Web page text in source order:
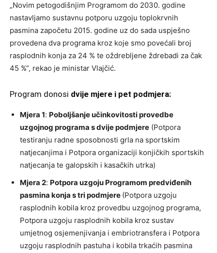
„Novim petogodišnjim Programom do 2030. godine
nastavljamo sustavnu potporu uzgoju toplokrvnih
pasmina započetu 2015. godine uz do sada uspješno
provedena dva programa kroz koje smo povećali broj
rasplodnih konja za 24 % te oždrebljene ždrebadi za čak
45 %“, rekao je ministar Vlajčić.
Program donosi dvije mjere i pet podmjera:
Mjera 1: Poboljšanje učinkovitosti provedbe
uzgojnog programa s dvije podmjere (Potpora
testiranju radne sposobnosti grla na sportskim
natjecanjima i Potpora organizaciji konjičkih sportskih
natjecanja te galopskih i kasačkih utrka)
Mjera 2: Potpora uzgoju Programom predviđenih
pasmina konja s tri podmjere (Potpora uzgoju
rasplodnih kobila kroz provedbu uzgojnog programa,
Potpora uzgoju rasplodnih kobila kroz sustav
umjetnog osjemenjivanja i embriotransfera i Potpora
uzgoju rasplodnih pastuha i kobila trkaćih pasmina